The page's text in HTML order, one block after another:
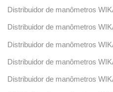
Distribuidor de manômetros
Distribuidor de manômetros
Distribuidor de manômetros
Distribuidor de manômetros
Distribuidor de manômetros